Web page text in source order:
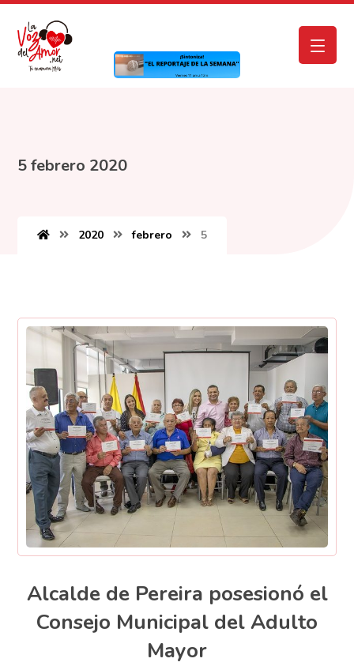
5 febrero 2020
2020 febrero 5
Alcalde de Pereira posesionó el
Consejo Municipal del Adulto
Mayor